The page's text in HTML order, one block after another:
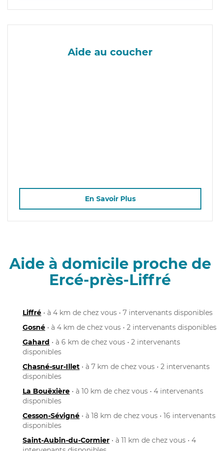
Aide au coucher
En Savoir Plus
Aide à domicile proche de
Ercé-près-Liffré
Liffré • à 4 km de chez vous • 7 intervenants disponibles
Gosné • à 4 km de chez vous • 2 intervenants disponibles
Gahard • à 6 km de chez vous • 2 intervenants
disponibles
Chasné-sur-Illet • à 7 km de chez vous • 2 intervenants
disponibles
La Bouëxière • à 10 km de chez vous • 4 intervenants
disponibles
Cesson-Sévigné • à 18 km de chez vous • 16 intervenants
disponibles
Saint-Aubin-du-Cormier • à 11 km de chez vous • 4